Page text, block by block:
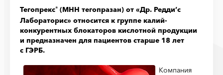
Тегопрекс® (МНН тегопразан) от «Др. Редди’с
Лабораторис» относится к группе калий-
конкурентных блокаторов кислотной продукции
и предназначен для пациентов старше 18 лет
с ГЭРБ.
Компания